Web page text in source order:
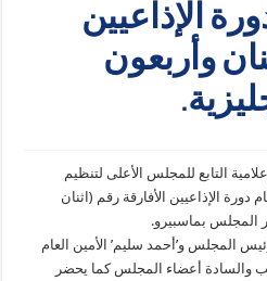
الإذاعيين
وأربعون
التابع للمجلس الأعلى لتنظيم
دورة الإذاعيين الأفارقة رقم (اثنان
المجلس بماسبيرو.
المجلس و’أحمد سليم’ الأمين العام
والسادة أعضاء المجلس كما يحضر